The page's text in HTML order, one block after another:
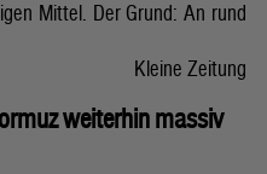
Mittel. Der Grund: An rund
Kleine Zeitung
weiterhin massiv